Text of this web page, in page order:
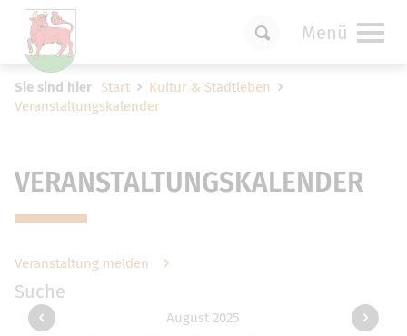
Menü
Sie sind hier Start
Kultur & Stadtleben
Veranstaltungskalender
VERANSTALTUNGSKALENDER
Veranstaltung melden
Suche
August 2025
vornehmen zu können wird die Berechtigung
fürfunktionale Cookies